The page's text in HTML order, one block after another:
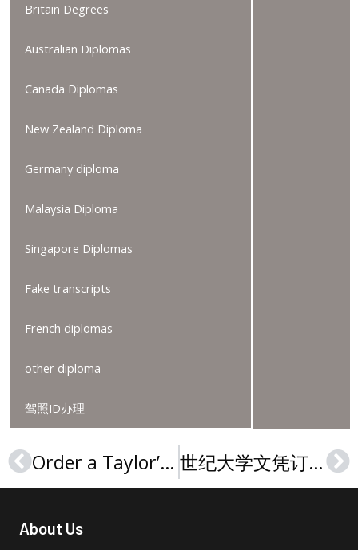
Britain Degrees
Australian Diplomas
Canada Diplomas
New Zealand Diploma
Germany diploma
Malaysia Diploma
Singapore Diplomas
Fake transcripts
French diplomas
other diploma
驾照ID办理
Prev Order a Taylor’s University degree, 订购泰莱大学文凭 世纪大学文凭订购，How to get a SEGi University degree in Malaysia
About Us